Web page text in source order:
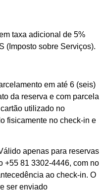
taxa adicional de 5%
(Imposto sobre Serviços).
em até 6 (seis)
da reserva e com parcela
utilizado no
fisicamente no check-in e
apenas para reservas
+55 81 3302-4446, com no
ao check-in. O
ser enviado